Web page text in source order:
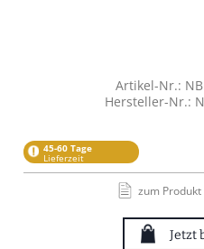
Artikel-Nr.:
Hersteller-Nr.:
45-60 Tage
Lieferzeit
zum Produkt
Jetzt